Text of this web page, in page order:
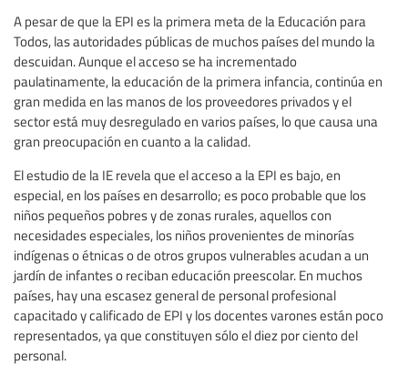
A pesar de que la EPI es la primera meta de la Educación para
Todos, las autoridades públicas de muchos países del mundo la
descuidan. Aunque el acceso se ha incrementado
paulatinamente, la educación de la primera infancia, continúa en
gran medida en las manos de los proveedores privados y el
sector está muy desregulado en varios países, lo que causa una
gran preocupación en cuanto a la calidad.
El estudio de la IE revela que el acceso a la EPI es bajo, en
especial, en los países en desarrollo; es poco probable que los
niños pequeños pobres y de zonas rurales, aquellos con
necesidades especiales, los niños provenientes de minorías
indígenas o étnicas o de otros grupos vulnerables acudan a un
jardín de infantes o reciban educación preescolar. En muchos
países, hay una escasez general de personal profesional
capacitado y calificado de EPI y los docentes varones están poco
representados, ya que constituyen sólo el diez por ciento del
personal.